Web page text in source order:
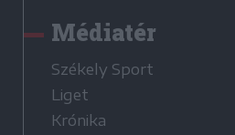
Médiatér
Székely Sport
Liget
Krónika